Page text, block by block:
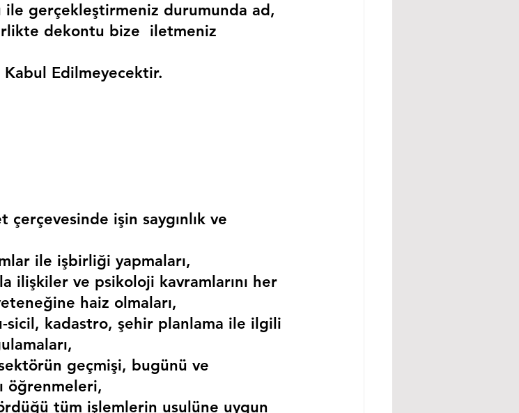
ile gerçekleştirmeniz durumunda ad,
dekontu bize  iletmeniz
Kabul Edilmeyecektir.
işin saygınlık ve
ile işbirliği yapmaları,
ilişkiler ve psikoloji kavramlarını her
haiz olmaları,
sicil, kadastro, şehir planlama ile ilgili
geçmişi, bugünü ve
öğrenmeleri,
tüm işlemlerin usulüne uygun